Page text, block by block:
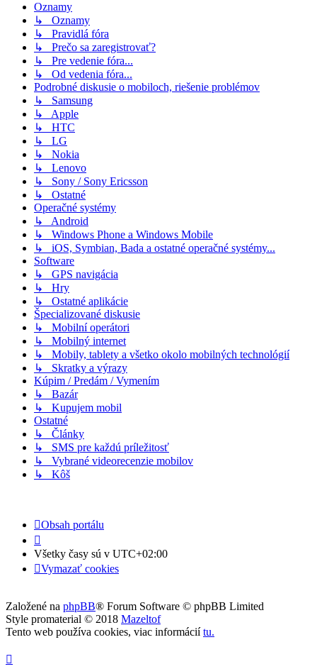
Oznamy
↳ Oznamy
↳ Pravidlá fóra
↳ Prečo sa zaregistrovať?
↳ Pre vedenie fóra...
↳ Od vedenia fóra...
Podrobné diskusie o mobiloch, riešenie problémov
↳ Samsung
↳ Apple
↳ HTC
↳ LG
↳ Nokia
↳ Lenovo
↳ Sony / Sony Ericsson
↳ Ostatné
Operačné systémy
↳ Android
↳ Windows Phone a Windows Mobile
↳ iOS, Symbian, Bada a ostatné operačné systémy...
Software
↳ GPS navigácia
↳ Hry
↳ Ostatné aplikácie
Špecializované diskusie
↳ Mobilní operátori
↳ Mobilný internet
↳ Mobily, tablety a všetko okolo mobilných technológií
↳ Skratky a výrazy
Kúpim / Predám / Vymením
↳ Bazár
↳ Kupujem mobil
Ostatné
↳ Články
↳ SMS pre každú príležitosť
↳ Vybrané videorecenzie mobilov
↳ Kôš
Obsah portálu
Všetky časy sú v UTC+02:00
Vymazať cookies
Založené na phpBB® Forum Software © phpBB Limited
Style promaterial © 2018 Mazeltof
Tento web používa cookies, viac informáciítu.